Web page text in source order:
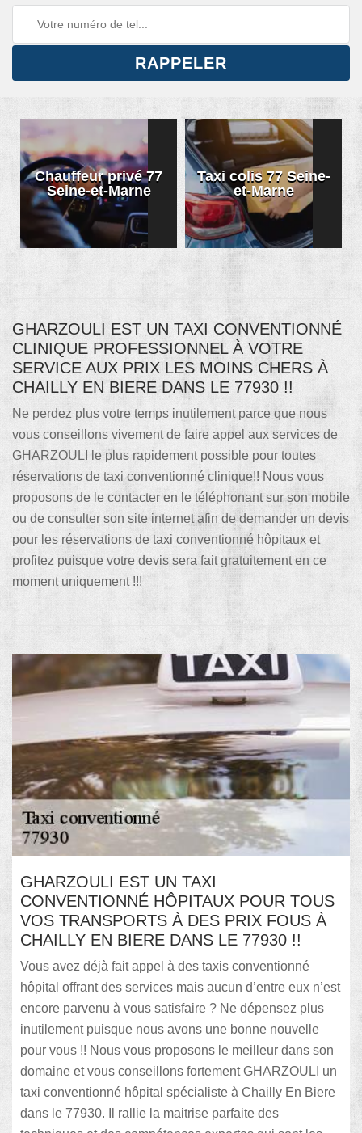
Chauffeur privé 77
Seine-et-Marne
Taxi colis 77 Seine-
et-Marne
GHARZOULI EST UN TAXI CONVENTIONNÉ
CLINIQUE PROFESSIONNEL À VOTRE
SERVICE AUX PRIX LES MOINS CHERS À
CHAILLY EN BIERE DANS LE 77930 !!
Ne perdez plus votre temps inutilement parce que nous
vous conseillons vivement de faire appel aux services de
GHARZOULI le plus rapidement possible pour toutes
réservations de taxi conventionné clinique!! Nous vous
proposons de le contacter en le téléphonant sur son mobile
ou de consulter son site internet afin de demander un devis
pour les réservations de taxi conventionné hôpitaux et
profitez puisque votre devis sera fait gratuitement en ce
moment uniquement !!!
GHARZOULI EST UN TAXI
CONVENTIONNÉ HÔPITAUX POUR TOUS
VOS TRANSPORTS À DES PRIX FOUS À
CHAILLY EN BIERE DANS LE 77930 !!
Vous avez déjà fait appel à des taxis conventionné
hôpital offrant des services mais aucun d’entre eux n’est
encore parvenu à vous satisfaire ? Ne dépensez plus
inutilement puisque nous avons une bonne nouvelle
pour vous !! Nous vous proposons le meilleur dans son
domaine et vous conseillons fortement GHARZOULI un
taxi conventionné hôpital spécialiste à Chailly En Biere
dans le 77930. Il rallie la maitrise parfaite des